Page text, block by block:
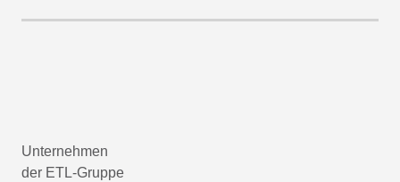
Unternehmen
der ETL-Gruppe